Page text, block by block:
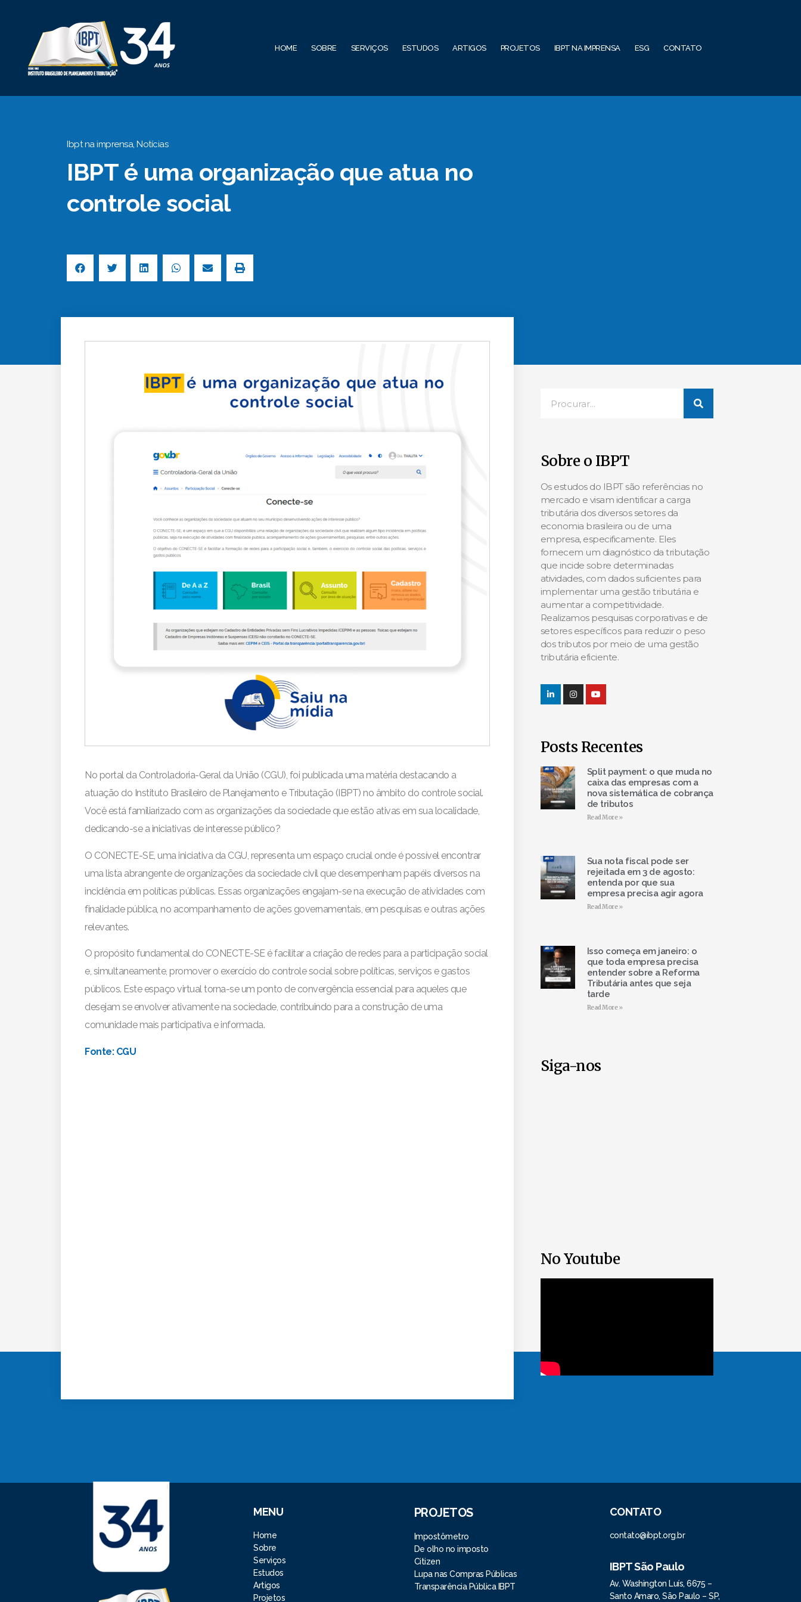
HOME SOBRE SERVIÇOS ESTUDOS ARTIGOS PROJETOS IBPT NA IMPRENSA ESG CONTATO
Ibpt na imprensa, Notícias
IBPT é uma organização que atua no
controle social
No portal da Controladoria-Geral da União (CGU), foi publicada uma matéria destacando a
atuação do Instituto Brasileiro de Planejamento e Tributação (IBPT) no âmbito do controle social.
Você está familiarizado com as organizações da sociedade que estão ativas em sua localidade,
dedicando-se a iniciativas de interesse público?
O CONECTE-SE, uma iniciativa da CGU, representa um espaço crucial onde é possível encontrar
uma lista abrangente de organizações da sociedade civil que desempenham papéis diversos na
incidência em políticas públicas. Essas organizações engajam-se na execução de atividades com
finalidade pública, no acompanhamento de ações governamentais, em pesquisas e outras ações
relevantes.
O propósito fundamental do CONECTE-SE é facilitar a criação de redes para a participação social
e, simultaneamente, promover o exercício do controle social sobre políticas, serviços e gastos
públicos. Este espaço virtual torna-se um ponto de convergência essencial para aqueles que
desejam se envolver ativamente na sociedade, contribuindo para a construção de uma
comunidade mais participativa e informada.
Fonte: CGU
Sobre o IBPT
Os estudos do IBPT são referências no
mercado e visam identificar a carga
tributária dos diversos setores da
economia brasileira ou de uma
empresa, especificamente. Eles
fornecem um diagnóstico da tributação
que incide sobre determinadas
atividades, com dados suficientes para
implementar uma gestão tributária e
aumentar a competitividade.
Realizamos pesquisas corporativas e de
setores específicos para reduzir o peso
dos tributos por meio de uma gestão
tributária eficiente.
Posts Recentes
Split payment: o que muda no
caixa das empresas com a
nova sistemática de cobrança
de tributos
Read More »
Sua nota fiscal pode ser
rejeitada em 3 de agosto:
entenda por que sua
empresa precisa agir agora
Read More »
Isso começa em janeiro: o
que toda empresa precisa
entender sobre a Reforma
Tributária antes que seja
tarde
Read More »
Siga-nos
No Youtube
MENU
Home
Sobre
Serviços
Estudos
Artigos
Projetos
PROJETOS
Impostômetro
De olho no imposto
Citizen
Lupa nas Compras Públicas
Transparência Pública IBPT
CONTATO
contato@ibpt.org.br
IBPT São Paulo
Av. Washington Luís, 6675 –
Santo Amaro, São Paulo – SP,